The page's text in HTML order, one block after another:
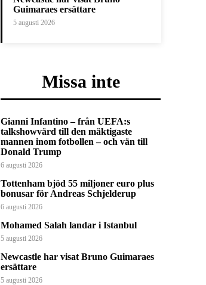
Guimaraes ersättare
5 augusti 2026
Missa inte
Gianni Infantino – från UEFA:s
talkshowvärd till den mäktigaste
mannen inom fotbollen – och vän till
Donald Trump
6 augusti 2026
Tottenham bjöd 55 miljoner euro plus
bonusar för Andreas Schjelderup
6 augusti 2026
Mohamed Salah landar i Istanbul
5 augusti 2026
Newcastle har visat Bruno Guimaraes
ersättare
5 augusti 2026